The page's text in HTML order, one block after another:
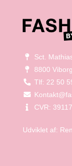
Sct.
8800 Viborg
Tlf: 22 50
CVR:
Udviklet af: